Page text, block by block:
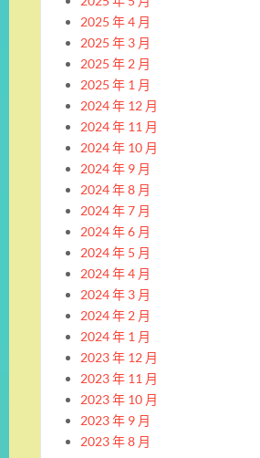
2025 年 4 月
2025 年 3 月
2025 年 2 月
2025 年 1 月
2024 年 12 月
2024 年 11 月
2024 年 10 月
2024 年 9 月
2024 年 8 月
2024 年 7 月
2024 年 6 月
2024 年 5 月
2024 年 4 月
2024 年 3 月
2024 年 2 月
2024 年 1 月
2023 年 12 月
2023 年 11 月
2023 年 10 月
2023 年 9 月
2023 年 8 月